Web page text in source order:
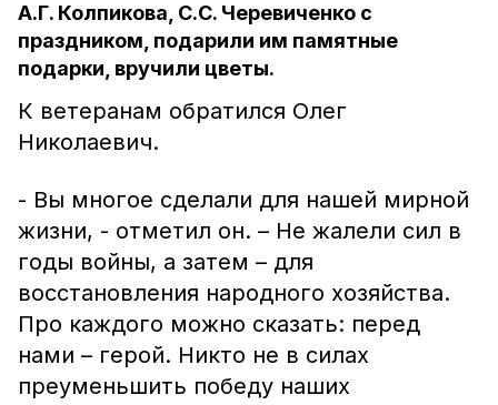
А.Г. Колпикова, С.С. Черевиченко с
праздником, подарили им памятные
подарки, вручили цветы.
К ветеранам обратился Олег
Николаевич.
- Вы многое сделали для нашей мирной
жизни, - отметил он. – Не жалели сил в
годы войны, а затем – для
восстановления народного хозяйства.
Про каждого можно сказать: перед
нами – герой. Никто не в силах
преуменьшить победу наших